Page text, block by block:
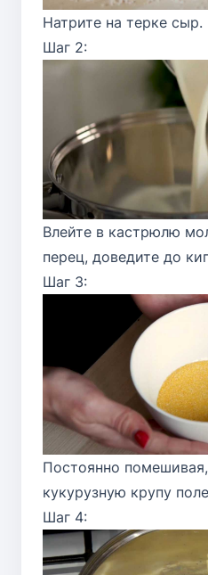
Натрите на терке сыр.
Шаг 2:
Влейте в кастрюлю
перец, доведите до
Шаг 3:
Постоянно
кукурузную крупу
Шаг 4: